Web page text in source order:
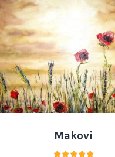
Makovi